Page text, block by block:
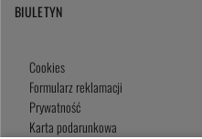
BIULETYN
Cookies
Formularz reklamacji
Prywatność
Karta podarunkowa